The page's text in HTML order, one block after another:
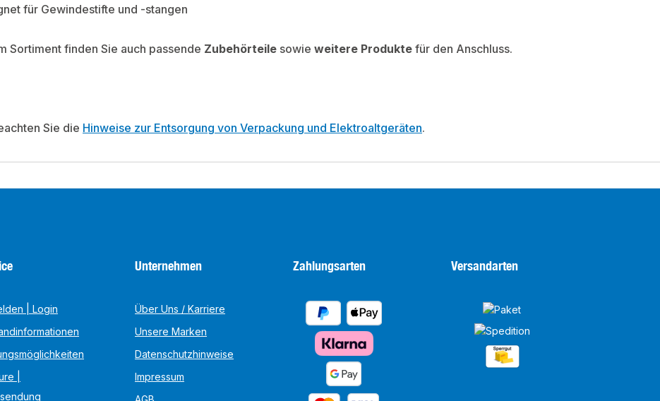
für Gewindestifte und -stangen
Sortiment finden Sie auch passende Zubehörteile sowie weitere Produkte für den Anschluss.
Sie die Hinweise zur Entsorgung von Verpackung und Elektroaltgeräten.
| Login
|
Unternehmen
Über Uns / Karriere
Unsere Marken
Datenschutzhinweise
Impressum
Zahlungsarten Versandarten